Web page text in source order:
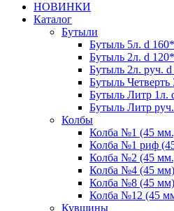
НОВИНКИ
Каталог
Бутыли
Бутыль 5л. d
Бутыль 2л. d
Бутыль 2л. руч.
Бутыль
Бутыль Литр 1л.
Бутыль Литр
Колбы
Колба №1 (45
Колба №1 риф
Колба №2 (45
Колба №4 (45
Колба №8 (45
Колба №12 (45
Кувшины